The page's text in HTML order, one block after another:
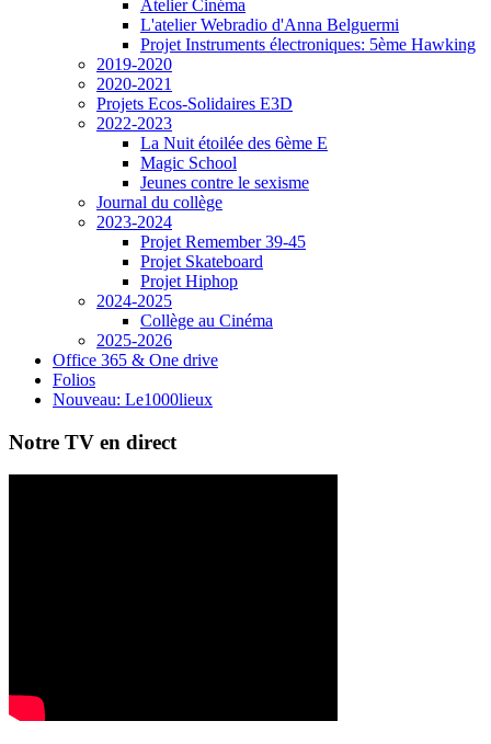
Atelier Cinéma
L'atelier Webradio d'Anna Belguermi
Projet Instruments électroniques: 5ème Hawking
2019-2020
2020-2021
Projets Ecos-Solidaires E3D
2022-2023
La Nuit étoilée des 6ème E
Magic School
Jeunes contre le sexisme
Journal du collège
2023-2024
Projet Remember 39-45
Projet Skateboard
Projet Hiphop
2024-2025
Collège au Cinéma
2025-2026
Office 365 & One drive
Folios
Nouveau: Le1000lieux
Notre TV en direct